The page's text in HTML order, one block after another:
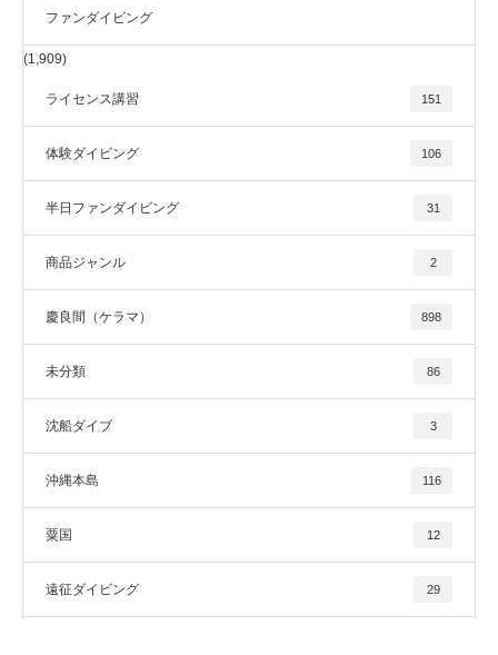
ファンダイビング
(1,909)
ライセンス講習 151
体験ダイビング 106
半日ファンダイビング 31
商品ジャンル 2
慶良間（ケラマ） 898
未分類 86
沈船ダイブ 3
沖縄本島 116
粟国 12
遠征ダイビング 29